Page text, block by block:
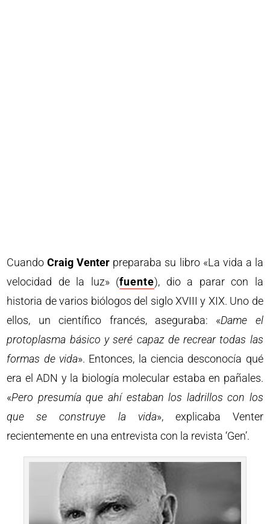
CuandoCraig Venter preparaba su libro «La vida a la
velocidad de la luz» (fuente), dio a parar con la
historia de varios biólogos del siglo XVIII y XIX. Uno de
ellos, un científico francés, aseguraba: «Dame el
protoplasma básico y seré capaz de recrear todas las
formas de vida». Entonces, la ciencia desconocía qué
era el ADN y la biología molecular estaba en pañales.
«Pero presumía que ahí estaban los ladrillos con los
que se construye la vida», explicaba Venter
recientemente en una entrevista con la revista ‘Gen’.